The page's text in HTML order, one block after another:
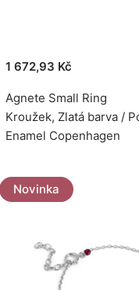
1 672,93 Kč
Agnete Small Ring
Kroužek, Zlatá barva /
Enamel Copenhagen
Novinka